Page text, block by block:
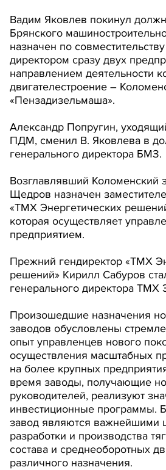
Вадим Яковлев покинул
Брянского
назначен по
директором сразу двух
направлением деятельности
двигателестроение –
«Пензадизельмаша».
Александр Попругин,
ПДМ, сменил В. Яковлева в
генерального директора БМЗ.
Возглавлявший Коломенский
Щедров назначен
«ТМХ Энергетических
которая осуществляет
предприятием.
Прежний гендиректор «ТМХ
решений» Кирилл Сабуров
генерального директора ТМХ
Произошедшие назначения
заводов обусловлены
опыт управленцев нового
осуществления масштабных
на более крупных
время заводы, получающие
руководителей, реализуют
инвестиционные программы.
завод являются важнейшими
разработки и производства
состава и среднеоборотных
различного назначения.